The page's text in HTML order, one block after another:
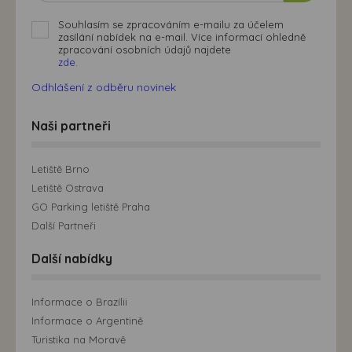
Souhlasím se zpracováním e-mailu za účelem
zasílání nabídek na e-mail. Více informací ohledně
zpracování osobních údajů najdete
zde.
Odhlášení z odběru novinek
Naši partneři
Letiště Brno
Letiště Ostrava
GO Parking letiště Praha
Další Partneři
Další nabídky
Informace o Brazílii
Informace o Argentině
Turistika na Moravě
přizpůsobených Vašim zájmům.